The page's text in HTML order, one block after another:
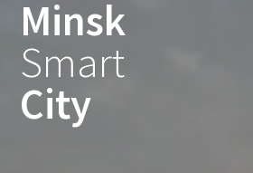
Minsk
Smart
City